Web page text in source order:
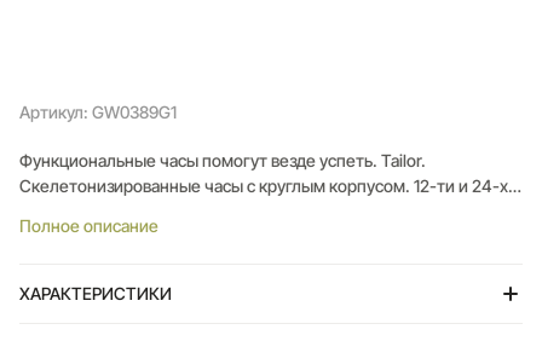
Артикул: GW0389G1
Функциональные часы помогут везде успеть. Tailor.
Скелетонизированные часы с круглым корпусом. 12-ти и 24-х
на отдельных циферблатах. Кожаный ремешок с классической
Полное описание
ХАРАКТЕРИСТИКИ